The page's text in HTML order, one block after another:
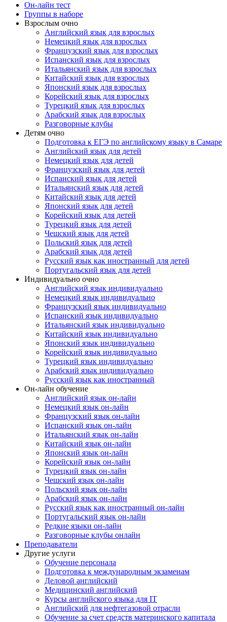
Он-лайн тест
Группы в наборе
Взрослым очно
Английский язык для взрослых
Немецкий язык для взрослых
Французский язык для взрослых
Испанский язык для взрослых
Итальянский язык для взрослых
Китайский язык для взрослых
Японский язык для взрослых
Корейский язык для взрослых
Турецкий язык для взрослых
Арабский язык для взрослых
Разговорные клубы
Детям очно
Подготовка к ЕГЭ по английскому языку в Самаре
Английский язык для детей
Немецкий язык для детей
Французский язык для детей
Испанский язык для детей
Итальянский язык для детей
Китайский язык для детей
Японский язык для детей
Корейский язык для детей
Турецкий язык для детей
Чешский язык для детей
Польский язык для детей
Арабский язык для детей
Русский язык как иностранный для детей
Португальский язык для детей
Индивидуально очно
Английский язык индивидуально
Немецкий язык индивидуально
Французский язык индивидуально
Испанский язык индивидуально
Итальянский язык индивидуально
Китайский язык индивидуально
Японский язык индивидуально
Корейский язык индивидуально
Турецкий язык индивидуально
Арабский язык индивидуально
Русский язык как иностранный
Он-лайн обучение
Английский язык он-лайн
Немецкий язык он-лайн
Французский язык он-лайн
Испанский язык он-лайн
Итальянский язык он-лайн
Китайский язык он-лайн
Японский язык он-лайн
Корейский язык он-лайн
Турецкий язык он-лайн
Чешский язык он-лайн
Польский язык он-лайн
Арабский язык он-лайн
Русский язык как иностранный он-лайн
Португальский язык он-лайн
Редкие языки он-лайн
Разговорные клубы онлайн
Преподаватели
Другие услуги
Обучение персонала
Подготовка к международным экзаменам
Деловой английский
Медицинский английский
Курсы английского языка для IT
Английский для нефтегазовой отрасли
Обучение за счет средств материнского капитала